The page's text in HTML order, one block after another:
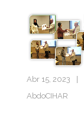
Abr 15, 2023
AbdoCIHAR